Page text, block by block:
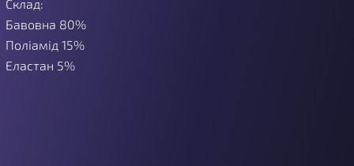
Склад:
Бавовна 80%
Поліамід 15%
Еластан 5%